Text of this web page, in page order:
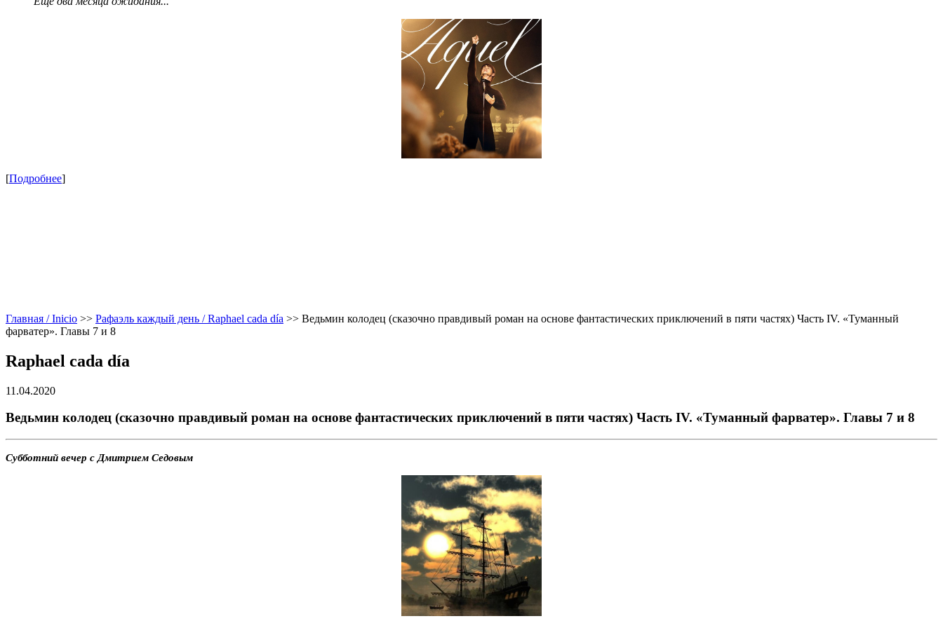
[Подробнее]
Главная / Inicio >> Рафаэль каждый день / Raphael cada día >> Ведьмин колодец (сказочно правдивый роман на основе фантастических приключений в пяти частях) Часть IV. «Туманный
фарватер». Главы 7 и 8
Raphael cada día
11.04.2020
Ведьмин колодец (сказочно правдивый роман на основе фантастических приключений в пяти частях) Часть IV. «Туманный фарватер». Главы 7 и 8
Субботний вечер с Дмитрием Седовым